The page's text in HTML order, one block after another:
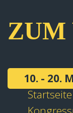
ZUM
10. - 20.
Startseite